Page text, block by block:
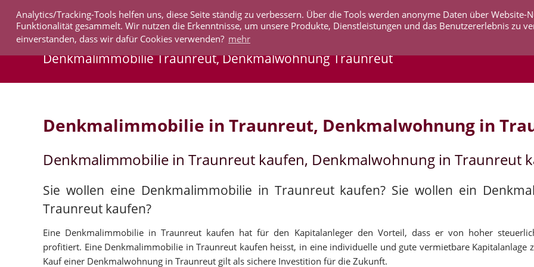
Analytics/Tracking-Tools helfen uns, diese Seite ständig zu verbessern. Über die Tools werden anonyme Daten über Website-
Funktionalität gesammelt. Wir nutzen die Erkenntnisse, um unsere Produkte, Dienstleistungen und das Benutzererlebnis zu
einverstanden, dass wir dafür Cookies verwenden? mehr
IMMOBILIEN AKTUELLES UNTERNEHMEN SERVICE
Denkmalimmobilie Traunreut, Denkmalwohnung Traunreut
Denkmalimmobilie in Traunreut, Denkmalwohnung in
Denkmalimmobilie in Traunreut kaufen, Denkmalwohnung in Traunreut
Sie wollen eine Denkmalimmobilie in Traunreut kaufen? Sie wollen ein
Traunreut kaufen?
Eine Denkmalimmobilie in Traunreut kaufen hat für den Kapitalanleger den Vorteil, dass er von hoher
profitiert. Eine Denkmalimmobilie in Traunreut kaufen heisst, in eine individuelle und gute vermietbare Kapitalanlage
Kauf einer Denkmalwohnung in Traunreut gilt als sichere Investition für die Zukunft.